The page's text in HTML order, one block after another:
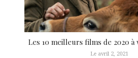
Les 10 meilleurs films de 2020
Le avril 2, 2021